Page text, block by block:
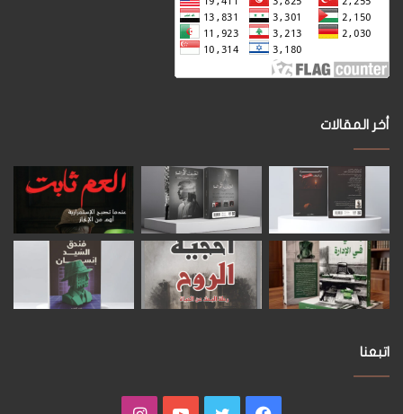
أخر المقالات
اتبعنا